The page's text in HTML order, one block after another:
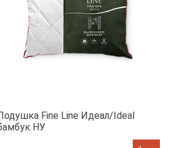
Fine Line Идеал/Ideal
НУ